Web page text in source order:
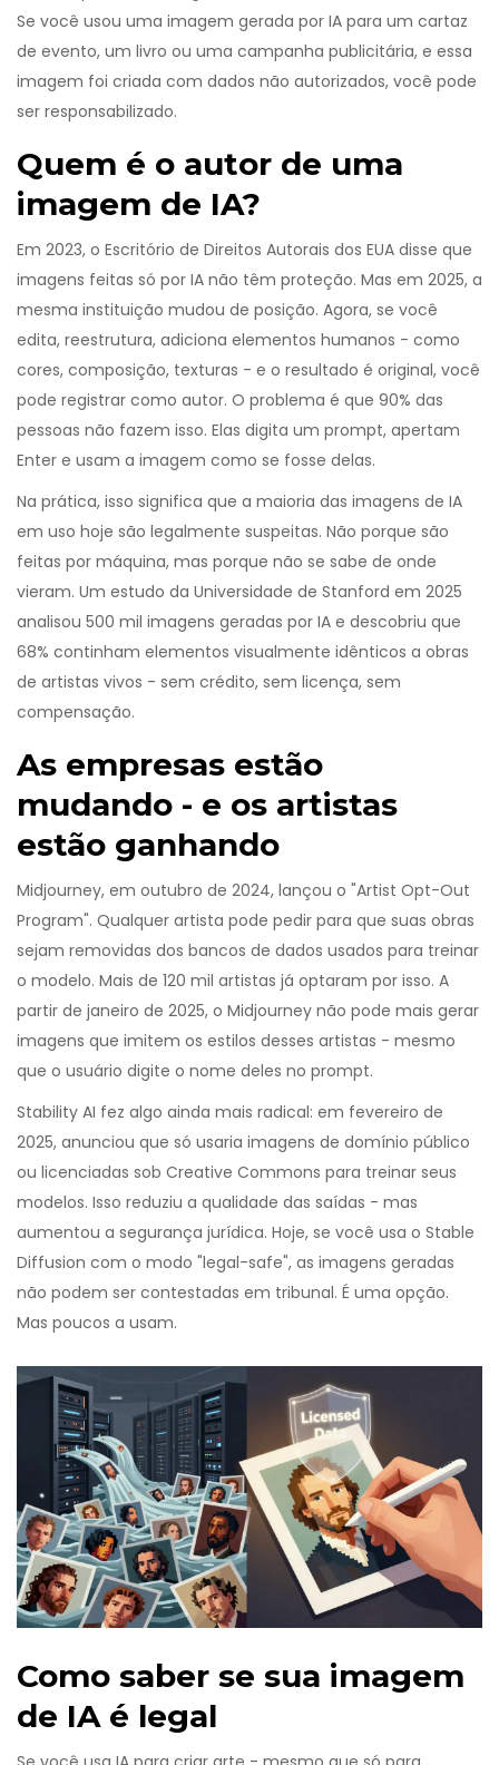
Se você usou uma imagem gerada por IA para um cartaz
de evento, um livro ou uma campanha publicitária, e essa
imagem foi criada com dados não autorizados, você pode
ser responsabilizado.
Quem é o autor de uma
imagem de IA?
Em 2023, o Escritório de Direitos Autorais dos EUA disse que
imagens feitas só por IA não têm proteção. Mas em 2025, a
mesma instituição mudou de posição. Agora, se você
edita, reestrutura, adiciona elementos humanos - como
cores, composição, texturas - e o resultado é original, você
pode registrar como autor. O problema é que 90% das
pessoas não fazem isso. Elas digita um prompt, apertam
Enter e usam a imagem como se fosse delas.
Na prática, isso significa que a maioria das imagens de IA
em uso hoje são legalmente suspeitas. Não porque são
feitas por máquina, mas porque não se sabe de onde
vieram. Um estudo da Universidade de Stanford em 2025
analisou 500 mil imagens geradas por IA e descobriu que
68% continham elementos visualmente idênticos a obras
de artistas vivos - sem crédito, sem licença, sem
compensação.
As empresas estão
mudando - e os artistas
estão ganhando
Midjourney, em outubro de 2024, lançou o "Artist Opt-Out
Program". Qualquer artista pode pedir para que suas obras
sejam removidas dos bancos de dados usados para treinar
o modelo. Mais de 120 mil artistas já optaram por isso. A
partir de janeiro de 2025, o Midjourney não pode mais gerar
imagens que imitem os estilos desses artistas - mesmo
que o usuário digite o nome deles no prompt.
Stability AI fez algo ainda mais radical: em fevereiro de
2025, anunciou que só usaria imagens de domínio público
ou licenciadas sob Creative Commons para treinar seus
modelos. Isso reduziu a qualidade das saídas - mas
aumentou a segurança jurídica. Hoje, se você usa o Stable
Diffusion com o modo "legal-safe", as imagens geradas
não podem ser contestadas em tribunal. É uma opção.
Mas poucos a usam.
Como saber se sua imagem
de IA é legal